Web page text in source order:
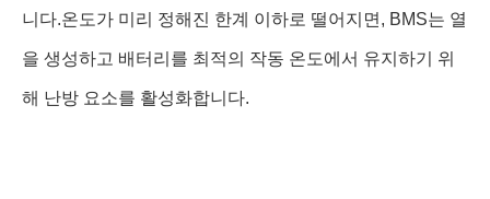
니다.온도가 미리 정해진 한계 이하로 떨어지면, BMS는 열
을 생성하고 배터리를 최적의 작동 온도에서 유지하기 위
해 난방 요소를 활성화합니다.